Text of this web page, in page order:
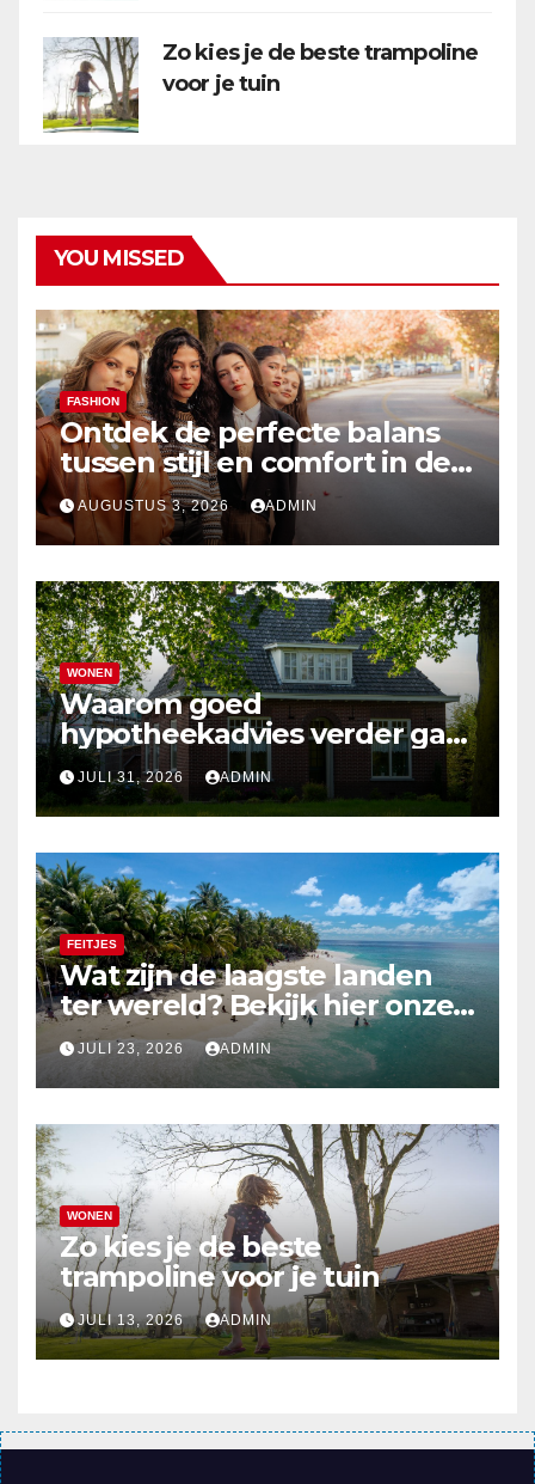
Zo kies je de beste trampoline
voor je tuin
YOU MISSED
FASHION
Ontdek de perfecte balans
tussen stijl en comfort in de
nieuwste damesmode
AUGUSTUS 3, 2026 ADMIN
WONEN
Waarom goed
hypotheekadvies verder gaat
dan alleen cijfers
JULI 31, 2026 ADMIN
FEITJES
Wat zijn de laagste landen
ter wereld? Bekijk hier onze
top 10
JULI 23, 2026 ADMIN
WONEN
Zo kies je de beste
trampoline voor je tuin
JULI 13, 2026 ADMIN